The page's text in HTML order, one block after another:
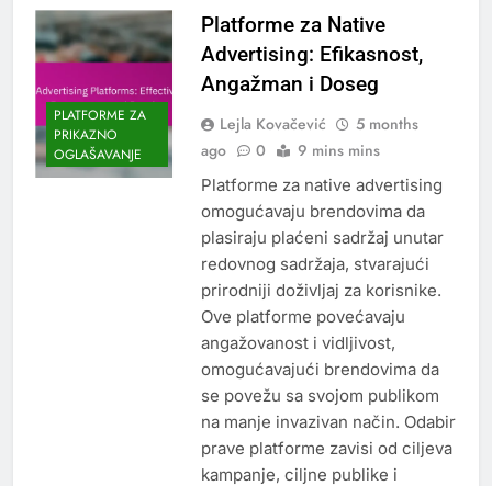
PLATFORME ZA
PRIKAZNO
OGLAŠAVANJE
Platforme za Native
Advertising: Efikasnost,
Angažman i Doseg
Lejla Kovačević
5 months
ago
0 9 mins mins
Platforme za native advertising
omogućavaju brendovima da
plasiraju plaćeni sadržaj unutar
redovnog sadržaja, stvarajući
prirodniji doživljaj za korisnike.
Ove platforme povećavaju
angažovanost i vidljivost,
omogućavajući brendovima da
se povežu sa svojom publikom
na manje invazivan način. Odabir
prave platforme zavisi od ciljeva
kampanje, ciljne publike i